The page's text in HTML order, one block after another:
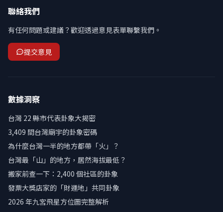
聯絡我們
有任何問題或建議？歡迎透過意見表單聯繫我們。
提交意見
數據洞察
台灣 22 縣市代表卦象大揭密
3,409 間台灣廟宇的卦象密碼
為什麼台灣一半的地方都帶「火」？
台灣最「山」的地方，居然海拔最低？
搬家前查一下：2,400 個社區的卦象
發票大獎店家的「財運地」共同卦象
2026 年九宮飛星方位圖完整解析